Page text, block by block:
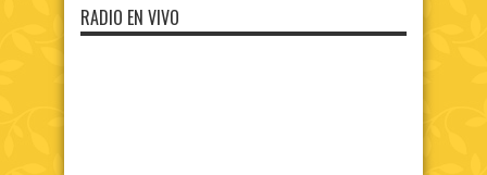
RADIO EN VIVO